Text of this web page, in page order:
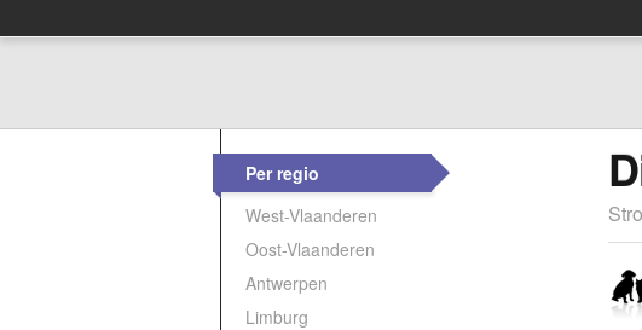
Per regio
West-Vlaanderen
Oost-Vlaanderen
Antwerpen
Limburg